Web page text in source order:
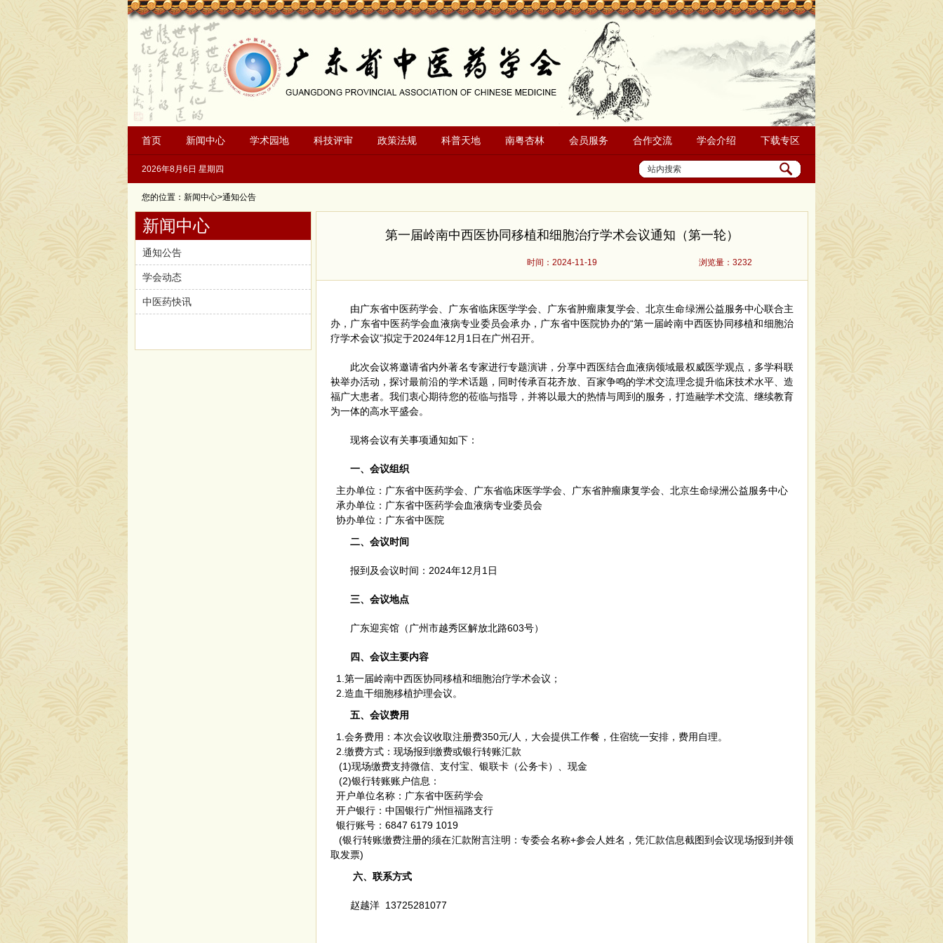
首页 新闻中心 学术园地 科技评审 政策法规 科普天地 南粤杏林 会员服务 合作交流 学会介绍 下载专区
2026年8月6日 星期四
您的位置：新闻中心>通知公告
新闻中心
通知公告
学会动态
中医药快讯
第一届岭南中西医协同移植和细胞治疗学术会议通知（第一轮）
时间：2024-11-19 浏览量：3232
由广东省中医药学会、广东省临床医学学会、广东省肿瘤康复学会、北京生命绿洲公益服务中心联合主
办，广东省中医药学会血液病专业委员会承办，广东省中医院协办的“第一届岭南中西医协同移植和细胞治
疗学术会议”拟定于2024年12月1日在广州召开。
此次会议将邀请省内外著名专家进行专题演讲，分享中西医结合血液病领域最权威医学观点，多学科联
袂举办活动，探讨最前沿的学术话题，同时传承百花齐放、百家争鸣的学术交流理念提升临床技术水平、造
福广大患者。我们衷心期待您的莅临与指导，并将以最大的热情与周到的服务，打造融学术交流、继续教育
为一体的高水平盛会。
现将会议有关事项通知如下：
一、会议组织
主办单位：广东省中医药学会、广东省临床医学学会、广东省肿瘤康复学会、北京生命绿洲公益服务中心
承办单位：广东省中医药学会血液病专业委员会
协办单位：广东省中医院
二、会议时间
报到及会议时间：2024年12月1日
三、会议地点
广东迎宾馆（广州市越秀区解放北路603号）
四、会议主要内容
1.第一届岭南中西医协同移植和细胞治疗学术会议；
2.造血干细胞移植护理会议。
五、会议费用
1.会务费用：本次会议收取注册费350元/人，大会提供工作餐，住宿统一安排，费用自理。
2.缴费方式：现场报到缴费或银行转账汇款
(1)现场缴费支持微信、支付宝、银联卡（公务卡）、现金
(2)银行转账账户信息：
开户单位名称：广东省中医药学会
开户银行：中国银行广州恒福路支行
银行账号：6847 6179 1019
(银行转账缴费注册的须在汇款附言注明：专委会名称+参会人姓名，凭汇款信息截图到会议现场报到并领
取发票)
六、联系方式
赵越洋 13725281077